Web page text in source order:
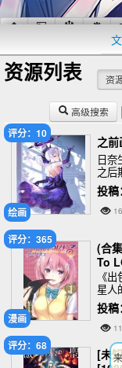
资源列表
高级搜索
资
绘画
评分：10
之
日奈
之后
tps://
投
16
漫画
评分：365
(合
To
《
星人
投稿
评分：68
[未